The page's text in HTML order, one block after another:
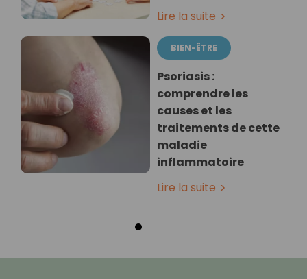
Lire la suite
BIEN-ÊTRE
Psoriasis :
comprendre les
causes et les
traitements de cette
maladie
inflammatoire
Lire la suite